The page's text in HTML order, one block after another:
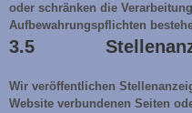
oder schränken die
Aufbewahrungspflichten
3.5
Wir veröffentlichen
Website verbundenen Seiten